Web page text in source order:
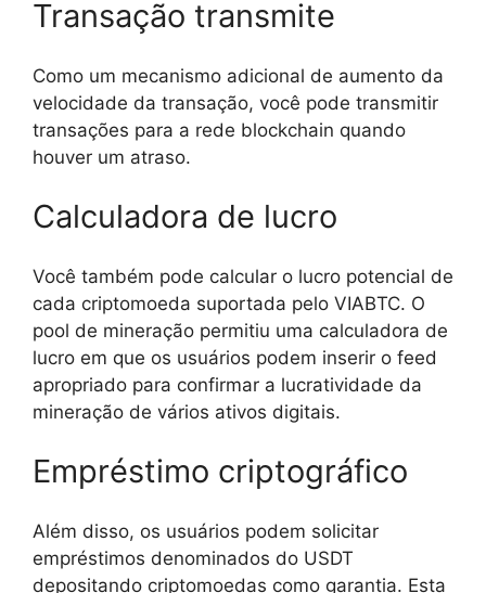
Transação transmite
Como um mecanismo adicional de aumento da
velocidade da transação, você pode transmitir
transações para a rede blockchain quando
houver um atraso.
Calculadora de lucro
Você também pode calcular o lucro potencial de
cada criptomoeda suportada pelo VIABTC. O
pool de mineração permitiu uma calculadora de
lucro em que os usuários podem inserir o feed
apropriado para confirmar a lucratividade da
mineração de vários ativos digitais.
Empréstimo criptográfico
Além disso, os usuários podem solicitar
empréstimos denominados do USDT
depositando criptomoedas como garantia. Esta